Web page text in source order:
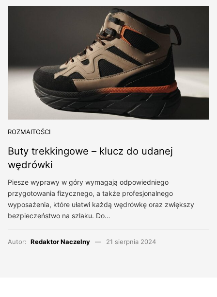
ROZMAITOŚCI
Buty trekkingowe – klucz do udanej
wędrówki
Piesze wyprawy w góry wymagają odpowiedniego
przygotowania fizycznego, a także profesjonalnego
wyposażenia, które ułatwi każdą wędrówkę oraz zwiększy
bezpieczeństwo na szlaku. Do…
Autor: Redaktor Naczelny 21 sierpnia 2024